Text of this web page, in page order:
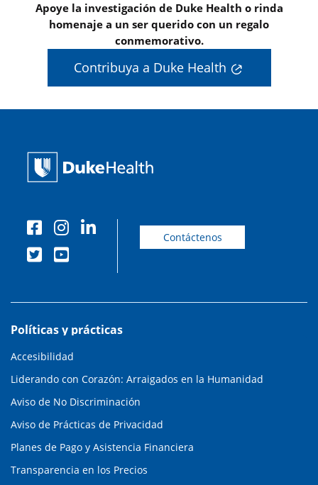
Apoye la investigación de Duke Health o rinda
homenaje a un ser querido con un regalo
conmemorativo.
Contribuya a Duke Health
Contáctenos
Políticas y prácticas
Accesibilidad
Liderando con Corazón: Arraigados en la Humanidad
Aviso de No Discriminación
Aviso de Prácticas de Privacidad
Planes de Pago y Asistencia Financiera
Transparencia en los Precios